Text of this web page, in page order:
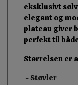
eksklusivt
elegant og
plateau giver
perfekt til
Størrelsen er
- Støvler